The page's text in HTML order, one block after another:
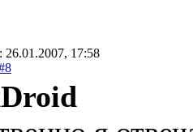
26.01.2007, 17:58